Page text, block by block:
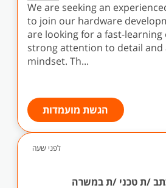
We are seeking an
to join our hardware
are looking for a fast-learning
strong attention to detail and
mindset. Th...
הגשת מועמדות
לפני שעה
/ת טכני /ת במשרה